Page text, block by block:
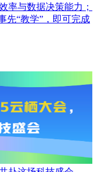
率与数据决策能力；
先“教学”，即可完成